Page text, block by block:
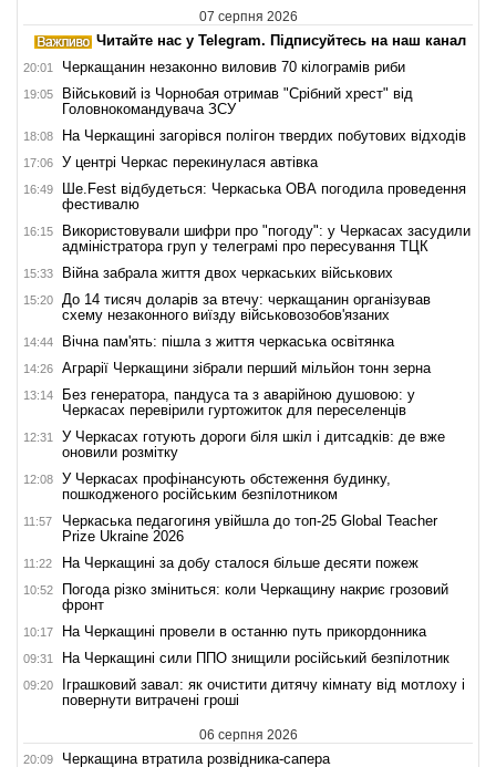
07 серпня 2026
Читайте нас у Telegram. Підписуйтесь на наш канал
20:01 Черкащанин незаконно виловив 70 кілограмів риби
19:05
Військовий із Чорнобая отримав "Срібний хрест" від
Головнокомандувача ЗСУ
18:08 На Черкащині загорівся полігон твердих побутових відходів
17:06 У центрі Черкас перекинулася автівка
16:49
Ше.Fest відбудеться: Черкаська ОВА погодила проведення
фестивалю
16:15
Використовували шифри про "погоду": у Черкасах засудили
адміністратора груп у телеграмі про пересування ТЦК
15:33 Війна забрала життя двох черкаських військових
15:20
До 14 тисяч доларів за втечу: черкащанин організував
схему незаконного виїзду військовозобов'язаних
14:44 Вічна пам'ять: пішла з життя черкаська освітянка
14:26 Аграрії Черкащини зібрали перший мільйон тонн зерна
13:14
Без генератора, пандуса та з аварійною душовою: у
Черкасах перевірили гуртожиток для переселенців
12:31
У Черкасах готують дороги біля шкіл і дитсадків: де вже
оновили розмітку
12:08
У Черкасах профінансують обстеження будинку,
пошкодженого російським безпілотником
11:57
Черкаська педагогиня увійшла до топ-25 Global Teacher
Prize Ukraine 2026
11:22 На Черкащині за добу сталося більше десяти пожеж
10:52
Погода різко зміниться: коли Черкащину накриє грозовий
фронт
10:17 На Черкащині провели в останню путь прикордонника
09:31 На Черкащині сили ППО знищили російський безпілотник
09:20
Іграшковий завал: як очистити дитячу кімнату від мотлоху і
повернути витрачені гроші
06 серпня 2026
20:09 Черкащина втратила розвідника-сапера